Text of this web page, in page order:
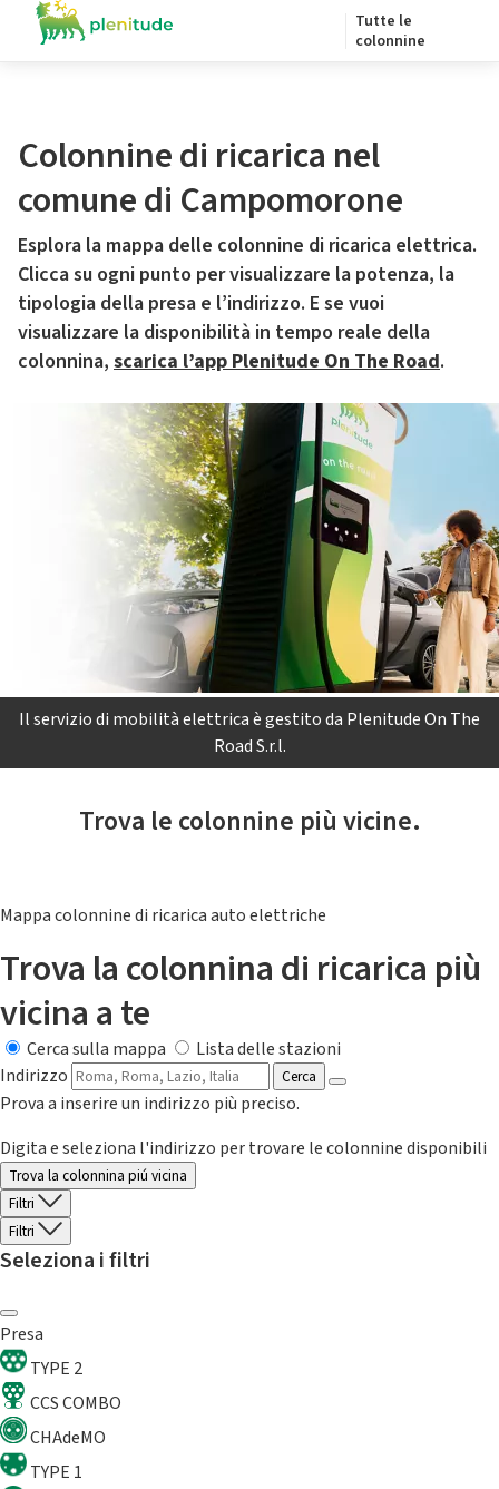
Tutte le
colonnine
Colonnine di ricarica nel
comune di Campomorone
Esplora la mappa delle colonnine di ricarica elettrica.
Clicca su ogni punto per visualizzare la potenza, la
tipologia della presa e l’indirizzo. E se vuoi
visualizzare la disponibilità in tempo reale della
colonnina, scarica l’app Plenitude On The Road.
Il servizio di mobilità elettrica è gestito da Plenitude On The
Road S.r.l.
Trova le colonnine più vicine.
Mappa colonnine di ricarica auto elettriche
Trova la colonnina di ricarica più
vicina a te
Cerca sulla mappa
Lista delle stazioni
Indirizzo
Cerca
Prova a inserire un indirizzo più preciso.
Digita e seleziona l'indirizzo per trovare le colonnine disponibili
Trova la colonnina piú vicina
Filtri
Filtri
Seleziona i filtri
Presa
TYPE 2
CCS COMBO
CHAdeMO
TYPE 1